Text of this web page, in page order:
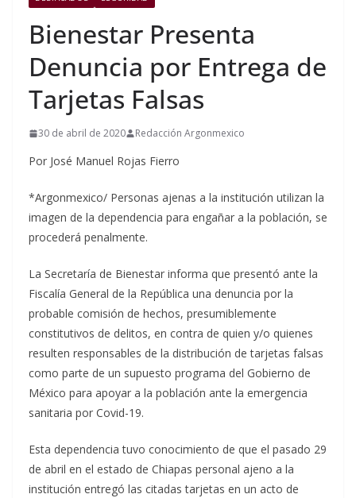
Bienestar Presenta
Denuncia por Entrega de
Tarjetas Falsas
30 de abril de 2020 Redacción Argonmexico
Por José Manuel Rojas Fierro
*Argonmexico/ Personas ajenas a la institución utilizan la
imagen de la dependencia para engañar a la población, se
procederá penalmente.
La Secretaría de Bienestar informa que presentó ante la
Fiscalía General de la República una denuncia por la
probable comisión de hechos, presumiblemente
constitutivos de delitos, en contra de quien y/o quienes
resulten responsables de la distribución de tarjetas falsas
como parte de un supuesto programa del Gobierno de
México para apoyar a la población ante la emergencia
sanitaria por Covid-19.
Esta dependencia tuvo conocimiento de que el pasado 29
de abril en el estado de Chiapas personal ajeno a la
institución entregó las citadas tarjetas en un acto de